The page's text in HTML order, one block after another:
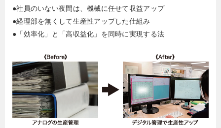
●社員のいない夜間は、機械に任せて収益アップ
●経理部を無くして生産性アップした仕組み
●「効率化」と「高収益化」を同時に実現する法